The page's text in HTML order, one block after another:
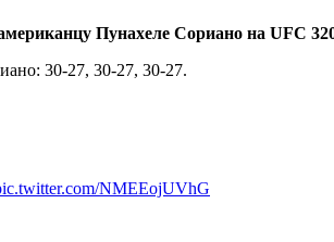
Пунахеле Сориано на UFC
30-27, 30-27, 30-27.
NMEEojUVhG